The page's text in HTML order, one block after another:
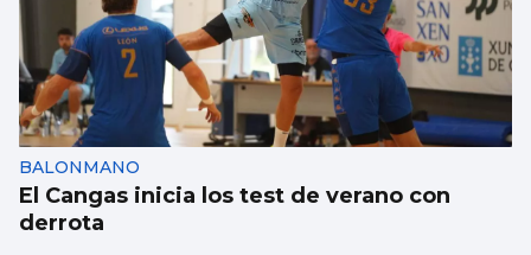
BALONMANO
El Cangas inicia los test de verano con
derrota